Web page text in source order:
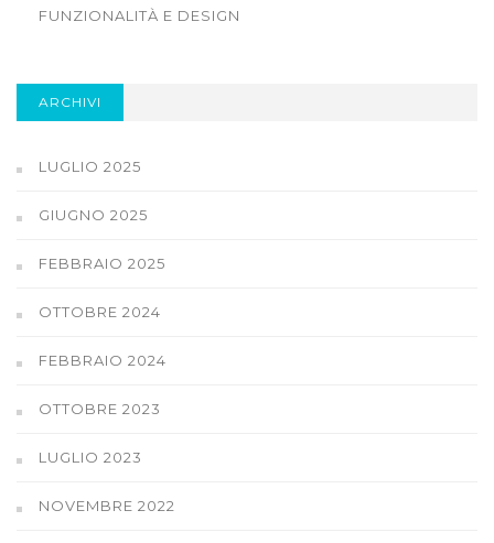
FUNZIONALITÀ E DESIGN
ARCHIVI
LUGLIO 2025
GIUGNO 2025
FEBBRAIO 2025
OTTOBRE 2024
FEBBRAIO 2024
OTTOBRE 2023
LUGLIO 2023
NOVEMBRE 2022